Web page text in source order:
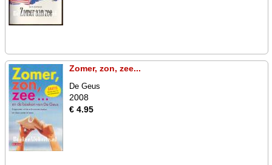
Zomer, zon, zee...
De Geus
2008
€ 4.95